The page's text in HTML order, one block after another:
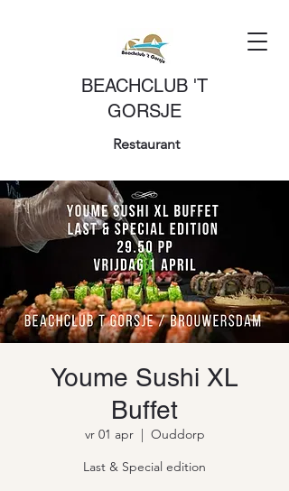
BEACHCLUB 'T
GORSJE
Restaurant
Youme Sushi XL
Buffet
vr 01 apr
  |
Ouddorp
Last & Special edition